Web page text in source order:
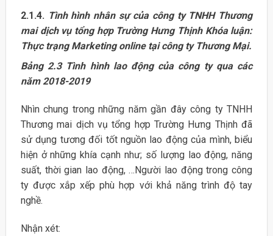
2.1.4. Tình hình nhân sự của công ty TNHH Thương
mai dịch vụ tổng hợp Trường Hưng Thịnh Khóa luận:
Thực trạng Marketing online tại công ty Thương Mại.
Bảng 2.3 Tình hình lao động của công ty qua các
năm 2018-2019
Nhìn chung trong những năm gần đây công ty TNHH
Thương mai dịch vụ tổng hợp Trường Hưng Thịnh đã
sử dụng tương đối tốt nguồn lao động của mình, biểu
hiện ở những khía cạnh như; số lượng lao động, năng
suất, thời gian lao động, …Người lao động trong công
ty được xắp xếp phù hợp với khả năng trình độ tay
nghề.
Nhận xét: